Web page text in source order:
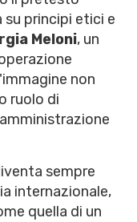
su principi etici e
Meloni, un
non
ruolo di
sempre
internazionale,
quella di un